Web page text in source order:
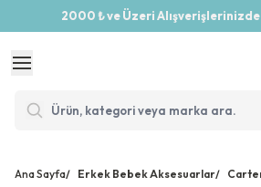
2000 ₺ ve Üzeri
Ana Sayfa/ Erkek Bebek Aksesuarlar/